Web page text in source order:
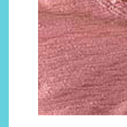
cabinas